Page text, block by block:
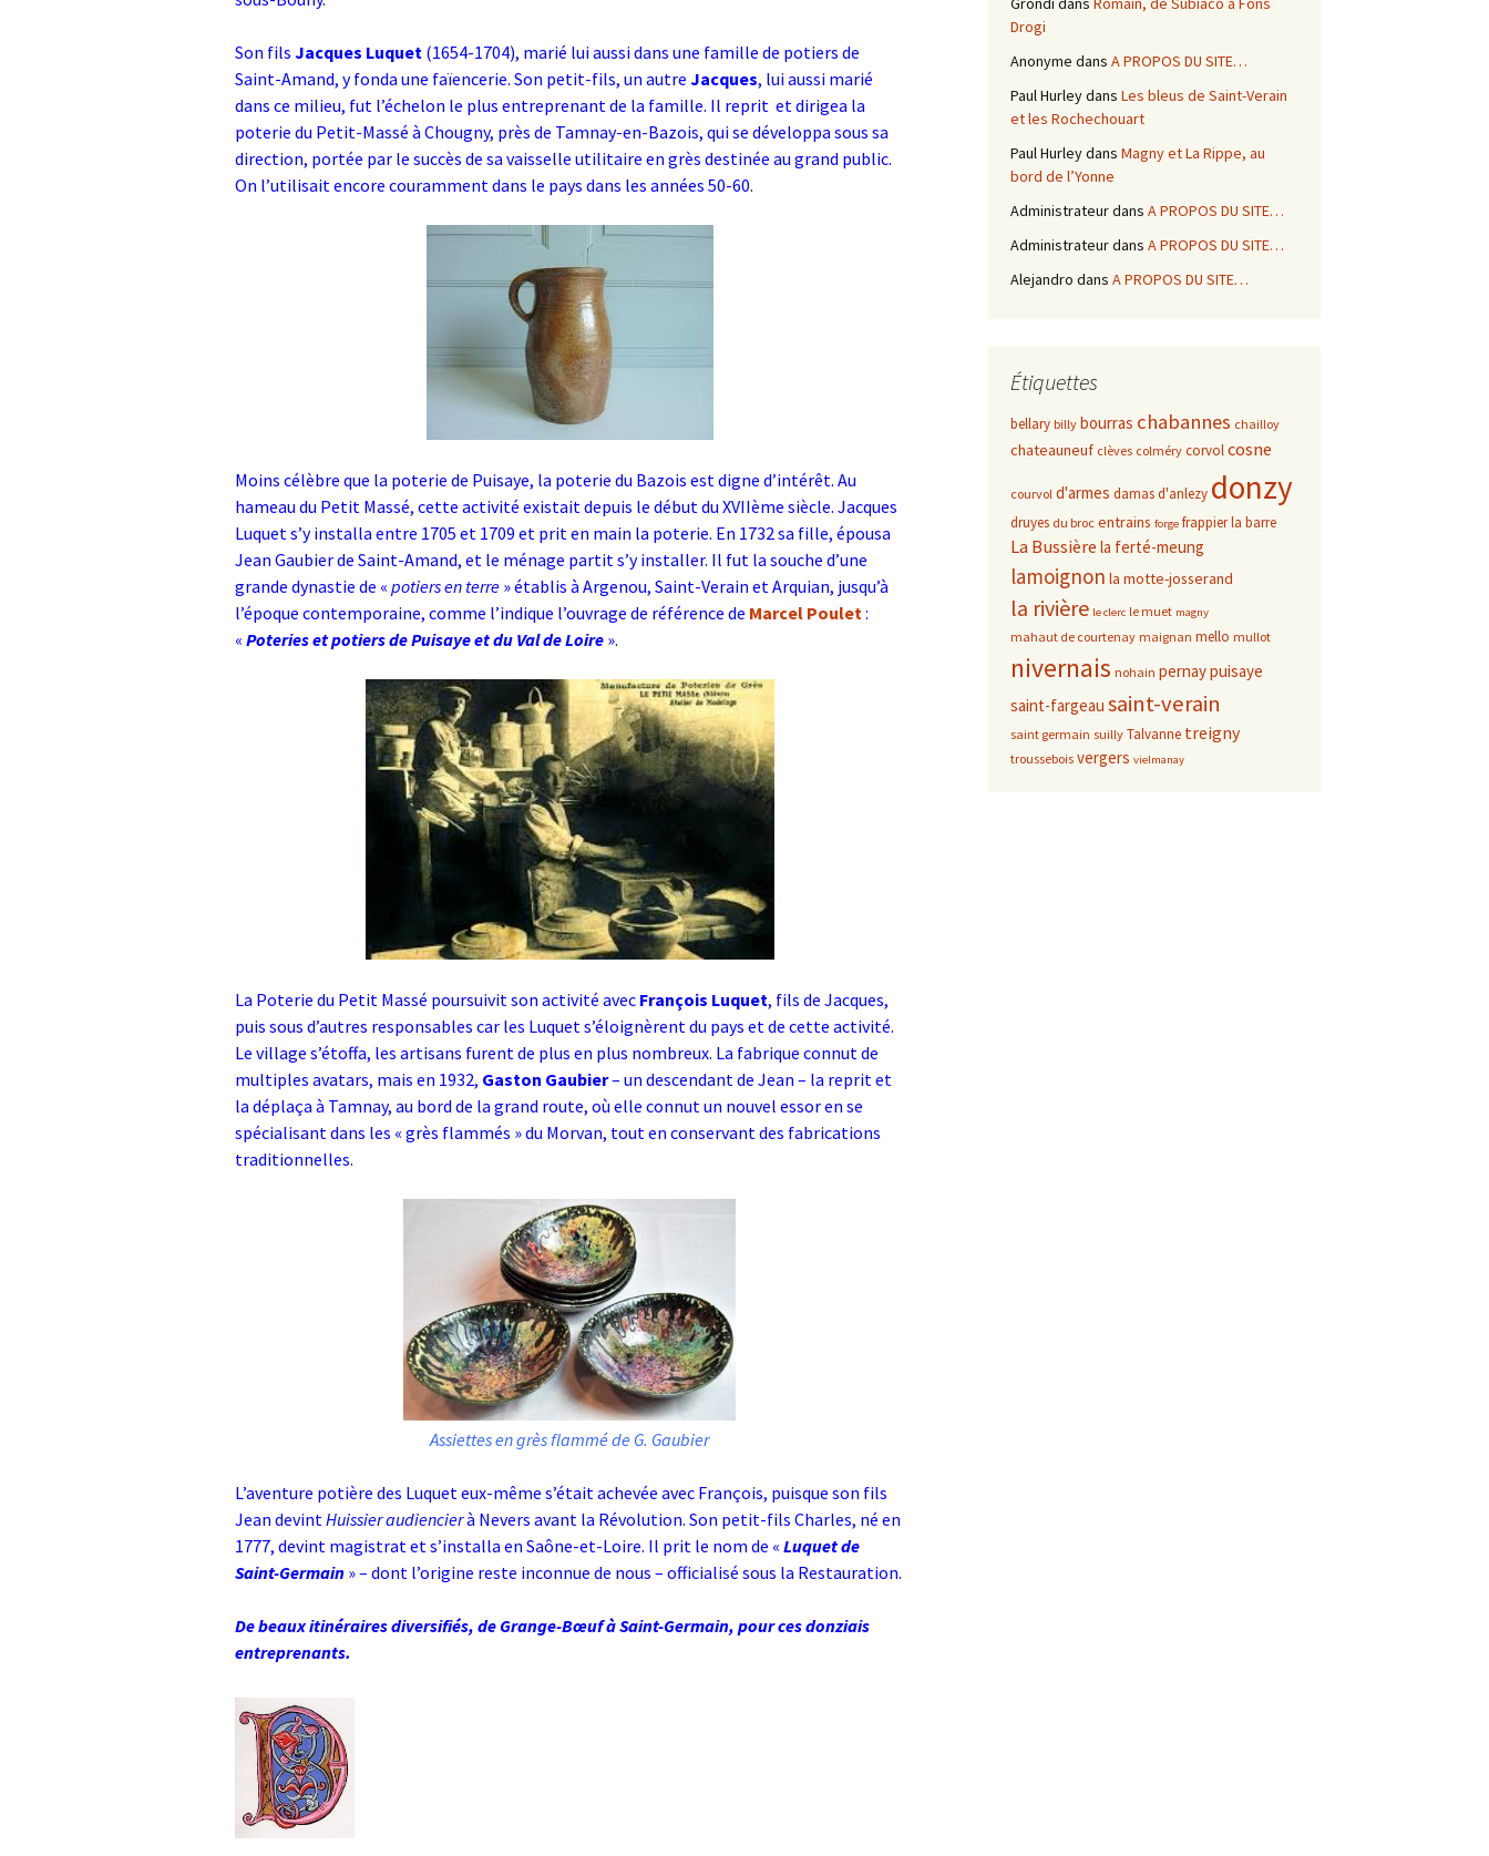
Son fils Jacques Luquet (1654-1704), marié lui aussi dans une famille de potiers de
Saint-Amand, y fonda une faïencerie. Son petit-fils, un autre Jacques, lui aussi marié
dans ce milieu, fut l’échelon le plus entreprenant de la famille. Il reprit et dirigea la
poterie du Petit-Massé à Chougny, près de Tamnay-en-Bazois, qui se développa sous sa
direction, portée par le succès de sa vaisselle utilitaire en grès destinée au grand public.
On l’utilisait encore couramment dans le pays dans les années 50-60.
Moins célèbre que la poterie de Puisaye, la poterie du Bazois est digne d’intérêt. Au
hameau du Petit Massé, cette activité existait depuis le début du XVIIème siècle. Jacques
Luquet s’y installa entre 1705 et 1709 et prit en main la poterie. En 1732 sa fille, épousa
Jean Gaubier de Saint-Amand, et le ménage partit s’y installer. Il fut la souche d’une
grande dynastie de « potiers en terre » établis à Argenou, Saint-Verain et Arquian, jusqu’à
l’époque contemporaine, comme l’indique l’ouvrage de référence de Marcel Poulet:
« Poteries et potiers de Puisaye et du Val de Loire ».
La Poterie du Petit Massé poursuivit son activité avec François Luquet, fils de Jacques,
puis sous d’autres responsables car les Luquet s’éloignèrent du pays et de cette activité.
Le village s’étoffa, les artisans furent de plus en plus nombreux. La fabrique connut de
multiples avatars, mais en 1932, Gaston Gaubier– un descendant de Jean – la reprit et
la déplaça à Tamnay, au bord de la grand route, où elle connut un nouvel essor en se
spécialisant dans les « grès flammés » du Morvan, tout en conservant des fabrications
traditionnelles.
Assiettes en grès flammé de G. Gaubier
L’aventure potière des Luquet eux-même s’était achevée avec François, puisque son fils
Jean devintHuissier audiencierà Nevers avant la Révolution. Son petit-fils Charles, né en
1777, devint magistrat et s’installa en Saône-et-Loire. Il prit le nom de « Luquet de
Saint-Germain » – dont l’origine reste inconnue de nous – officialisé sous la Restauration.
De beaux itinéraires diversifiés, de Grange-Bœuf à Saint-Germain, pour ces donziais
entreprenants.
Drogi
Anonyme dans A PROPOS DU SITE…
Paul Hurleydans Les bleus de Saint-Verain
et les Rochechouart
Paul Hurleydans Magny et La Rippe, au
bord de l’Yonne
Administrateurdans A PROPOS DU SITE…
Administrateurdans A PROPOS DU SITE…
Alejandro dans A PROPOS DU SITE…
Étiquettes
bellary billy bourras chabannes chailloy
chateauneuf clèves colméry corvolcosne
courvol d'armes damas d'anlezy donzy
druyes du broc entrains forge frappierla barre
La Bussière la ferté-meung
lamoignon la motte-josserand
la rivière le clerc le muet magny
mahaut de courtenay maignan mello mullot
nivernais nohain pernaypuisaye
saint-fargeau saint-verain
saint germain suilly Talvanne treigny
troussebois vergers vielmanay